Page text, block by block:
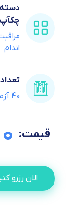
دسته
چکآپ
اندام
40 آزمایش
قیمت:
الان رزرو کنید